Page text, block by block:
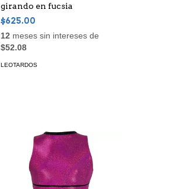
girando en fucsia
$625.00
12 meses sin intereses de
$52.08
LEOTARDOS